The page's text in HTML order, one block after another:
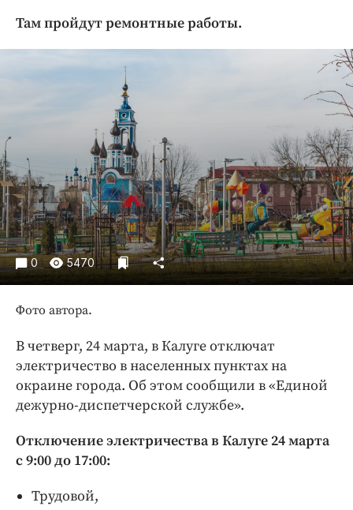
Авто и транспорт
Благоустройство
Недвижимость и ЖКХ
Образование
Общество
Погода
Праздники
Происшествия
Спорт
Экономика и бизнес
ПРОЕКТЫ
Издания
Медиаперсона
Интересное чтиво
Бренд года
Там пройдут ремонтные работы.
0 5470
Фото автора.
В четверг, 24 марта, в Калуге отключат
электричество в населенных пунктах на
окраине города. Об этом сообщили в «Единой
дежурно-диспетчерской службе».
Отключение электричества в Калуге 24 марта
с 9:00 до 17:00:
Трудовой,